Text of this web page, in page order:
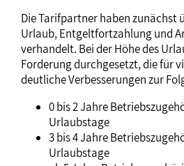
Die Tarifpartner haben zunächst
Urlaub, Entgeltfortzahlung und
verhandelt. Bei der Höhe des
Forderung durchgesetzt, die für
deutliche Verbesserungen zur
0 bis 2 Jahre
Urlaubstage
3 bis 4 Jahre
Urlaubstage